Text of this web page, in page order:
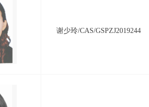
谢少玲/CAS/GSPZJ2019244